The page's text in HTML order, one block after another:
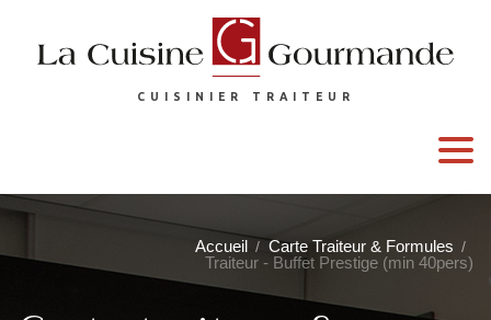
CUISINIER TRAITEUR
Accueil / Carte Traiteur & Formules /
Traiteur - Buffet Prestige (min 40pers)